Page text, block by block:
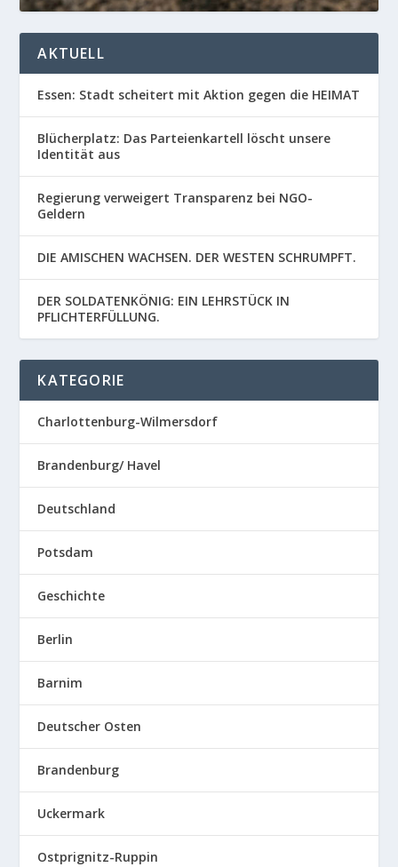
AKTUELL
Essen: Stadt scheitert mit Aktion gegen die HEIMAT
Blücherplatz: Das Parteienkartell löscht unsere
Identität aus
Regierung verweigert Transparenz bei NGO-
Geldern
DIE AMISCHEN WACHSEN. DER WESTEN SCHRUMPFT.
DER SOLDATENKÖNIG: EIN LEHRSTÜCK IN
PFLICHTERFÜLLUNG.
KATEGORIE
Charlottenburg-Wilmersdorf
Brandenburg/ Havel
Deutschland
Potsdam
Geschichte
Berlin
Barnim
Deutscher Osten
Brandenburg
Uckermark
Ostprignitz-Ruppin